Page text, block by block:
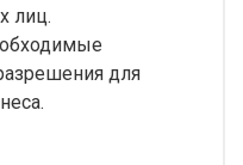
лиц.
для